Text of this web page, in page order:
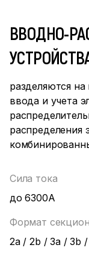
ВВОДНО-
разделяются
ввода и учета
распределения
Сила тока
до 6300А
Формат
2а / 2b / 3a / 3b